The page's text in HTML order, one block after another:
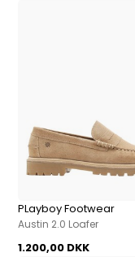
PLayboy Footwear
Austin 2.0 Loafer
1.200,00 DKK